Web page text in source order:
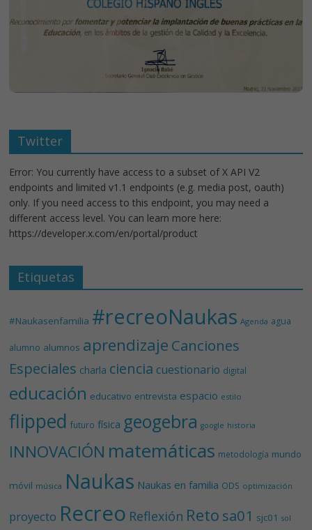
Twitter
Error: You currently have access to a subset of X API V2
endpoints and limited v1.1 endpoints (e.g. media post, oauth)
only. If you need access to this endpoint, you may need a
different access level. You can learn more here:
https://developer.x.com/en/portal/product
Etiquetas
#Naukasenfamilia #recreoNaukas Agenda agua
alumno alumnos aprendizaje Canciones
Especiales charla ciencia cuestionario digital
educación educativo entrevista espacio estilo
flipped futuro física geogebra google historia
INNOVACIÓN matemáticas metodología mundo
móvil música Naukas Naukas en familia ODS optimización
proyecto Recreo Reflexión Reto sa01 sjc01 sol